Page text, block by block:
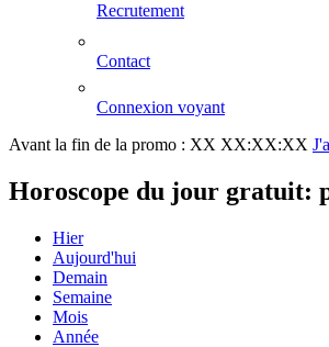
Recrutement
Contact
Connexion voyant
Avant la fin de la promo : XX XX:XX:XX
Horoscope du jour gratuit:
Hier
Aujourd'hui
Demain
Semaine
Mois
Année